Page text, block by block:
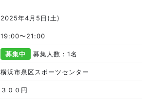
2025年4月5日(土)
19:00〜21:00
募集中 募集人数：1名
横浜市泉区スポーツセンター
３００円